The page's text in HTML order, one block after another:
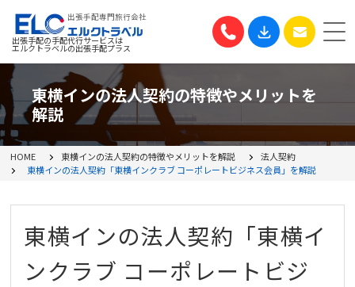
出張手配専門旅行会社
出張手配の手配代行サービスは
エルクトラベルの出張手配プラス
東横インの法人契約の特徴やメリットを
解説
HOME 東横インの法人契約の特徴やメリットを解説
法人契約
東横インの法人契約「東横インクラブ コーポレートビジネス会員」を解説
東横インの法人契約「東横イ
ンクラブ コーポレートビジ